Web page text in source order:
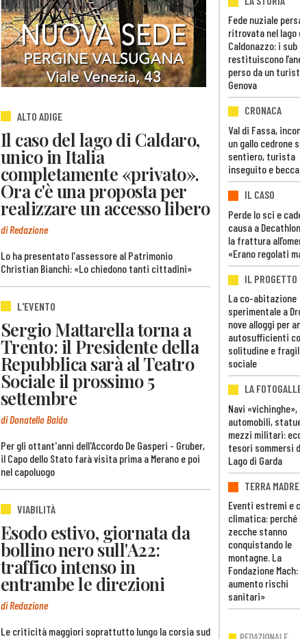
ALTO ADIGE
Il caso del lago di Caldaro,
unico in Italia
completamente «privato».
Ora c'è una proposta per
realizzare un accesso libero
di Redazione
Lo ha presentato l'assessore al Patrimonio
Christian Bianchi: «Lo chiedono tanti cittadini»
L'EVENTO
Sergio Mattarella torna a
Trento: il Presidente della
Repubblica sarà al Teatro
Sociale il prossimo 5
settembre
di Donatello Baldo
Per gli ottant'anni dell'Accordo De Gasperi - Gruber,
il Capo dello Stato farà visita prima a Merano e poi
nel capoluogo
VIABILITÀ
Esodo estivo, giornata da
bollino nero sull'A22:
traffico intenso in
entrambe le direzioni
di Redazione
Le criticità maggiori soprattutto lungo la corsia sud
Fede nuziale
ritrovata nel lago
Caldonazzo: i sub
restituiscono
perso da un
Genova
CRONACA
Val di Fassa,
un gallo cedrone
sentiero, turista
inseguito e
IL CASO
Perde lo sci e
causa a
la frattura
«Erano regolati
IL PROGETTO
La co-abitazione
sperimentale a
nove alloggi per
autosufficienti
solitudine e
sociale
LA
Navi «vichinghe»,
automobili,
mezzi militari:
tesori sommersi
Lago di Garda
TERRA MADRE
Eventi estremi e
climatica: perché
zecche stanno
conquistando le
montagne. La
Fondazione
aumento rischi
sanitari»